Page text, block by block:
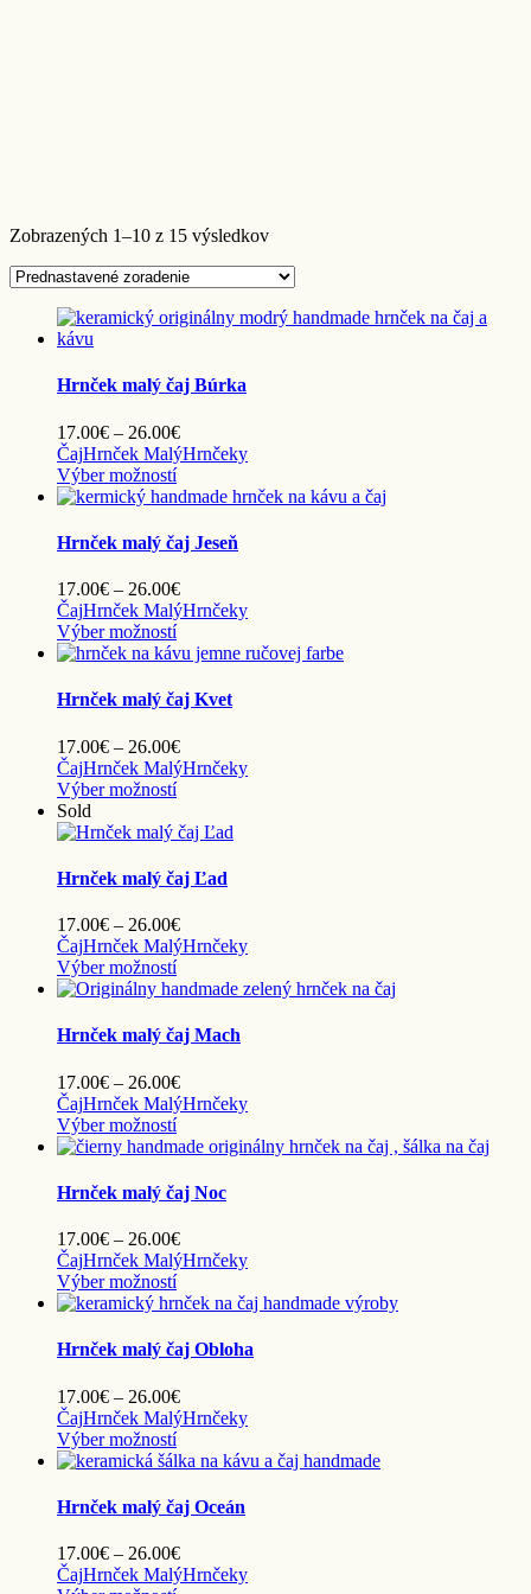
Zobrazených 1–10 z 15 výsledkov
Hrnček malý čaj Búrka
17.00€ – 26.00€Price
range:
through
ČajHrnček MalýHrnčeky
Výber možnostíTento
produkt
viacero
variantov.
Možnosti
si
môžete
vybrať
na
stránke
produktu.
Hrnček malý čaj Jeseň
17.00€ – 26.00€Price
range:
through
ČajHrnček MalýHrnčeky
Výber možnostíTento
produkt
viacero
variantov.
Možnosti
si
môžete
vybrať
na
stránke
Hrnček malý čaj Kvet
17.00€ – 26.00€Price
range:
26.00€
ČajHrnček MalýHrnčeky
Výber možnostíTento
má
variantov.
Možnosti
si
môžete
vybrať
na
stránke
produktu.
Sold
Hrnček malý čaj Ľad
17.00€ – 26.00€Price
range:
through
ČajHrnček MalýHrnčeky
Výber možnostíTento
produkt
viacero
variantov.
Možnosti
si
môžete
vybrať
na
produktu.
Hrnček malý čaj Mach
17.00€ – 26.00€Price
range:
through
ČajHrnček MalýHrnčeky
Výber možnostíTento
produkt
viacero
variantov.
Možnosti
si
môžete
vybrať
na
stránke
produktu.
Hrnček malý čaj Noc
17.00€ – 26.00€Price
range:
through
ČajHrnček MalýHrnčeky
Výber možnostíTento
produkt
viacero
variantov.
Možnosti
si
môžete
vybrať
na
produktu.
Hrnček malý čaj Obloha
17.00€ – 26.00€Price
range:
through
ČajHrnček MalýHrnčeky
Výber možnostíTento
produkt
viacero
variantov.
Možnosti
si
môžete
Hrnček malý čaj Oceán
17.00€ – 26.00€Price
range:
ČajHrnček MalýHrnčeky